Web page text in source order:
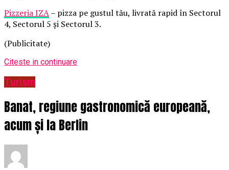
Pizzeria IZA– pizza pe gustul tău, livrată rapid în Sectorul
4, Sectorul 5 și Sectorul 3.
(Publicitate)
Citeste in continuare
Turism
Banat, regiune gastronomică europeană,
acum și la Berlin